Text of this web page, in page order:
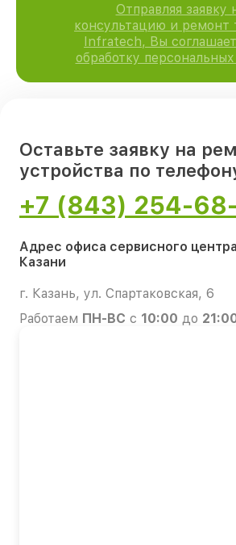
Отправляя заявку
консультацию и ремонт
Infratech, Вы
обработку
Оставьте заявку на
устройства по
+7 (843) 254-
Адрес офиса сервисного
Казани
г. Казань, ул. Спартаковская, 6
Работаем ПН-ВС с 10:00 до